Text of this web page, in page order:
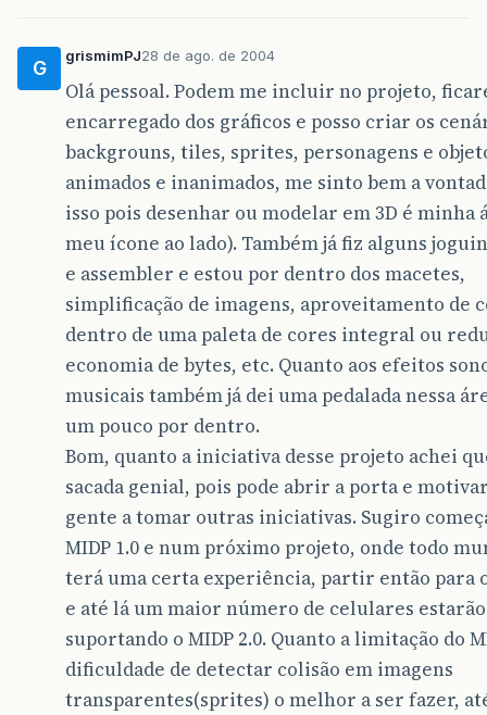
G
grismimPJ28 de ago. de 2004
Olá pessoal. Podem me incluir no projeto,
encarregado dos gráficos e posso criar os
backgrouns, tiles, sprites, personagens e
animados e inanimados, me sinto bem a
isso pois desenhar ou modelar em 3D é minha
meu ícone ao lado). Também já fiz alguns
e assembler e estou por dentro dos macetes,
simplificação de imagens, aproveitamento de
dentro de uma paleta de cores integral ou
economia de bytes, etc. Quanto aos efeitos
musicais também já dei uma pedalada nessa
um pouco por dentro.
Bom, quanto a iniciativa desse projeto achei
sacada genial, pois pode abrir a porta e
gente a tomar outras iniciativas. Sugiro
MIDP 1.0 e num próximo projeto, onde todo
terá uma certa experiência, partir então para o
e até lá um maior número de celulares estarão
suportando o MIDP 2.0. Quanto a limitação do
dificuldade de detectar colisão em imagens
transparentes(sprites) o melhor a ser fazer,